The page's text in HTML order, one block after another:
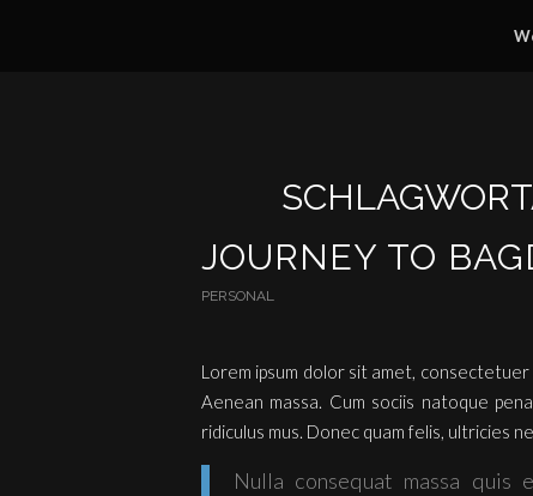
JOURNEY TO
PERSONAL
Lorem ipsum dolor sit amet,
Aenean massa. Cum sociis natoque
ridiculus mus. Donec quam felis, ultricies
Nulla consequat massa quis